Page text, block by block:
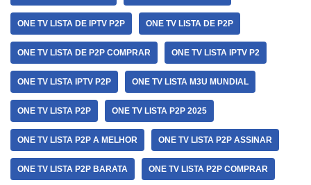
ONE TV LISTA DE IPTV P2P ONE TV LISTA DE P2P
ONE TV LISTA DE P2P COMPRAR ONE TV LISTA IPTV P2
ONE TV LISTA IPTV P2P ONE TV LISTA M3U MUNDIAL
ONE TV LISTA P2P ONE TV LISTA P2P 2025
ONE TV LISTA P2P A MELHOR ONE TV LISTA P2P ASSINAR
ONE TV LISTA P2P BARATA ONE TV LISTA P2P COMPRAR